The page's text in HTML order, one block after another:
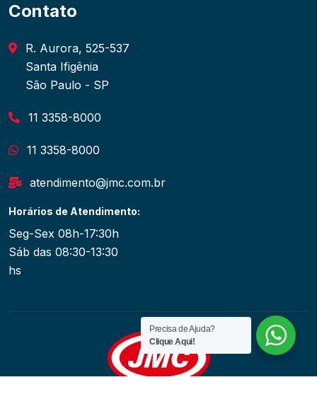
Contato
R. Aurora, 525-537
Santa Ifigênia
São Paulo - SP
11 3358-8000
11 3358-8000
atendimento@jmc.com.br
Horários de Atendimento:
Seg-Sex 08h-17:30h
Sáb das 08:30-13:30
hs
Precisa de Ajuda?
Clique Aqui!